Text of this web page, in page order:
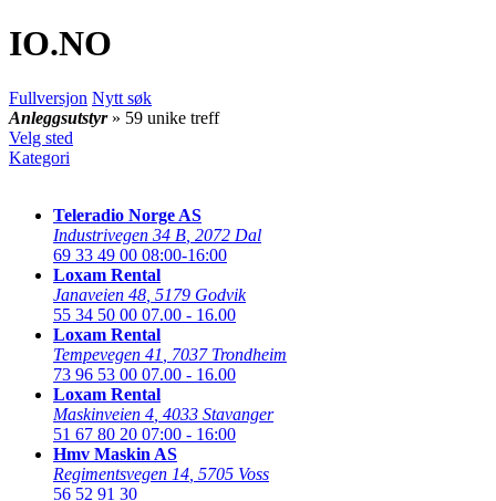
IO.NO
Fullversjon Nytt søk
Anleggsutstyr » 59 unike treff
Velg sted
Kategori
Teleradio Norge AS
Industrivegen 34 B 2072 Dal
69 33 49 00 08:00-16:00
Loxam Rental
Janaveien 48 5179 Godvik
55 34 50 00 07.00 - 16.00
Loxam Rental
Tempevegen 41
7037 Trondheim
73 96 53 00 07.00 - 16.00
Loxam Rental
Maskinveien 4 4033 Stavanger
51 67 80 20 07:00 - 16:00
Hmv Maskin AS
Regimentsvegen 14 5705 Voss
56 52 91 30